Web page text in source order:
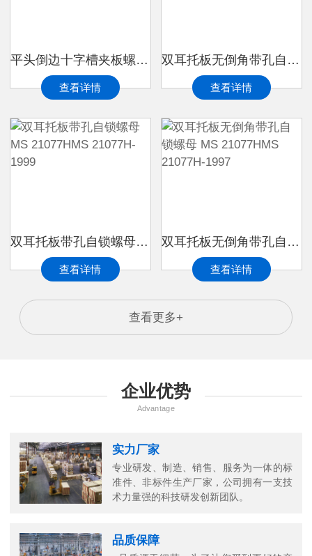
平头倒边十字槽夹板螺母 QIB/IND 1011.1QIB/IND 1011.1
查看详情
双耳托板无倒角带孔自锁螺母 MS 21077HMS 21077H-1999
查看详情
双耳托板带孔自锁螺母 MS 21077HMS 21077H-1999
查看详情
双耳托板无倒角带孔自锁螺母 MS 21077HMS 21077H-1997
查看详情
查看更多+
企业优势
Advantage
实力厂家
专业研发、制造、销售、服务为一体的标
准件、非标件生产厂家，公司拥有一支技
术力量强的科技研发创新团队。
品质保障